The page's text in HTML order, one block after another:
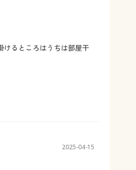
けるところはうちは部屋干
2025-04-15